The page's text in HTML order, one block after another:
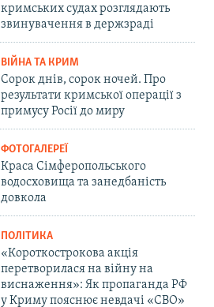
кримських судах розглядають
звинувачення в держзраді
ВІЙНА ТА КРИМ
Сорок днів, сорок ночей. Про
результати кримської операції з
примусу Росії до миру
ФОТОГАЛЕРЕЇ
Краса Сімферопольського
водосховища та занедбаність
довкола
ПОЛІТИКА
«Короткострокова акція
перетворилася на війну на
виснаження»: Як пропаганда РФ
у Криму пояснює невдачі «СВО»